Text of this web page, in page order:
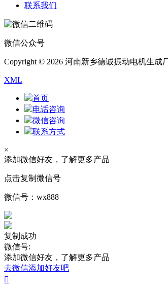
联系我们
微信公众号
Copyright © 2026 河南新乡德诚振动电机生成
XML
首页
电话咨询
微信咨询
联系方式
×
添加微信好友，了解更多产品
点击复制微信号
微信号： wx888
复制成功
微信号:
添加微信好友，了解更多产品
去微信添加好友吧
